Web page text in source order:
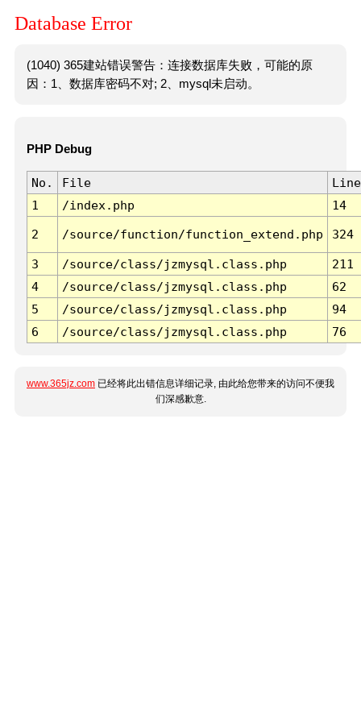
Database Error
(1040) 365建站错误警告：连接数据库失败，可能的原
因：1、数据库密码不对; 2、mysql未启动。
PHP Debug
No. File
Line
1
/index.php 14
2 /source/function/function_extend.php 324
3 /source/class/jzmysql.class.php
211
4
/source/class/jzmysql.class.php
62
5
/source/class/jzmysql.class.php
94
6
/source/class/jzmysql.class.php 76
www.365jz.com 已经将此出错信息详细记录, 由此给您带来的访问不便我
们深感歉意.